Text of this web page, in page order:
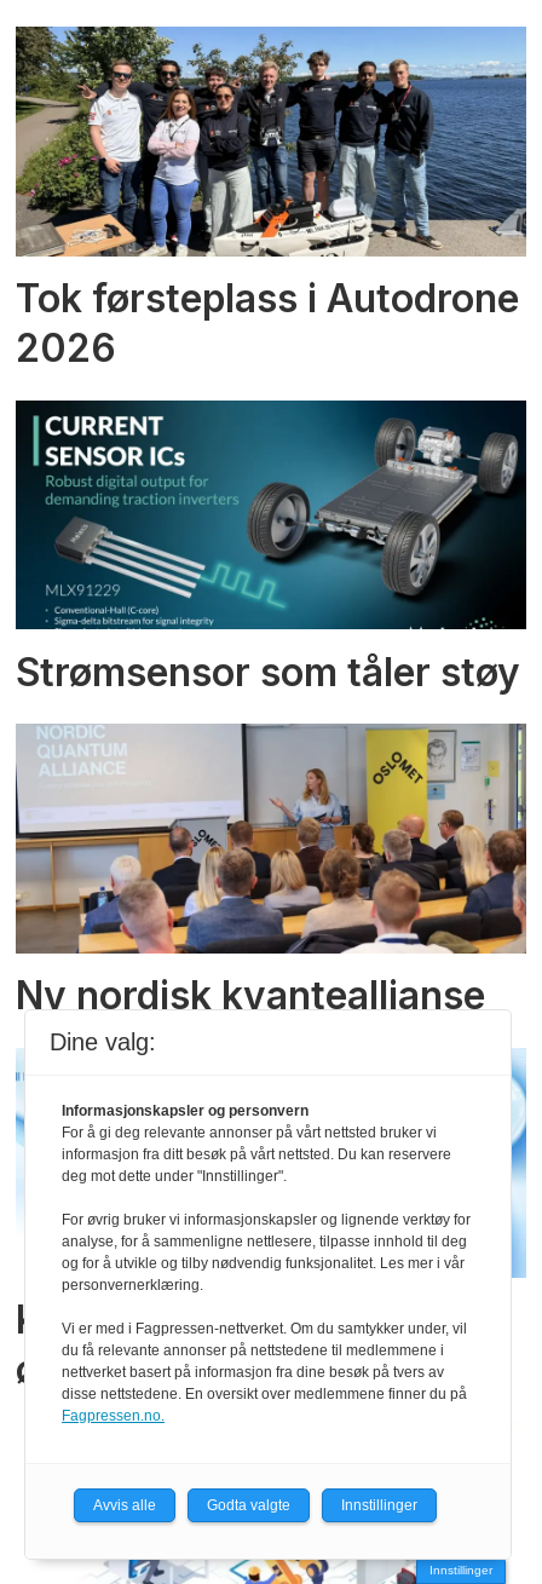
Tok førsteplass i Autodrone
2026
Strømsensor som tåler støy
Ny nordisk kvanteallianse
Kritiske krav til
øyediagnoser
Innstillinger
Dine valg:
Informasjonskapsler og personvern
For å gi deg relevante annonser på vårt nettsted bruker vi
informasjon fra ditt besøk på vårt nettsted. Du kan reservere
deg mot dette under "Innstillinger".
For øvrig bruker vi informasjonskapsler og lignende verktøy for
analyse, for å sammenligne nettlesere, tilpasse innhold til deg
og for å utvikle og tilby nødvendig funksjonalitet. Les mer i vår
personvernerklæring.
Vi er med i Fagpressen-nettverket. Om du samtykker under, vil
du få relevante annonser på nettstedene til medlemmene i
nettverket basert på informasjon fra dine besøk på tvers av
disse nettstedene. En oversikt over medlemmene finner du på
Fagpressen.no.
Avvis alle Godta valgte Innstillinger